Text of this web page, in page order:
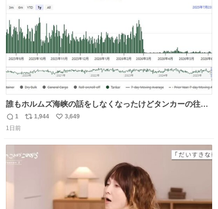
数
誰もホルムズ海峡の話をしなくなったけどタンカーの往来
は消滅したままですねと
返
信
1
リ
ト
1,944
い
3,649
1日前